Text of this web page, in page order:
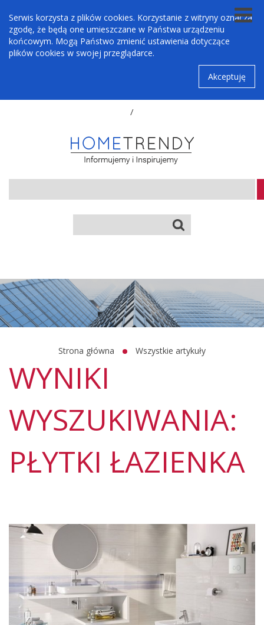
Serwis korzysta z plików cookies. Korzystanie z witryny oznacza
zgodę, że będą one umieszczane w Państwa urządzeniu
końcowym. Mogą Państwo zmienić ustawienia dotyczące
plików cookies w swojej przeglądarce.
Akceptuję
/
Strona główna Wszystkie artykuły
WYNIKI
WYSZUKIWANIA:
PŁYTKI ŁAZIENKA